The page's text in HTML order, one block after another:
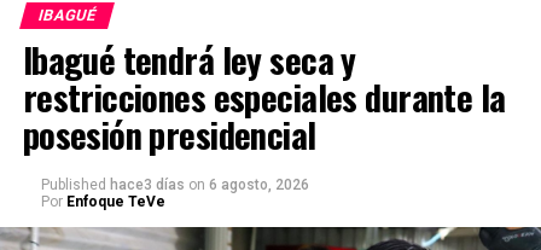
IBAGUÉ
Ibagué tendrá ley seca y
restricciones especiales durante la
posesión presidencial
Published hace3 días on 6 agosto, 2026
Por Enfoque TeVe